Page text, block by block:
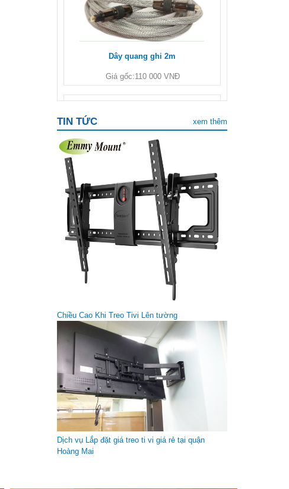
Dây quang ghi 2m
Giá gốc:110 000 VNĐ
Dây AV 4 đầu bạc 3m
Giá gốc: 55 000 VNĐ
Dây AV 4 đầu bạc 1.5m
Giá gốc: 35 000 VNĐ
TIN TỨC xem thêm
Chiều Cao Khi Treo Tivi Lên tường
Dịch vụ Lắp đặt giá treo ti vi giá rẻ tại quận
Hoàng Mai